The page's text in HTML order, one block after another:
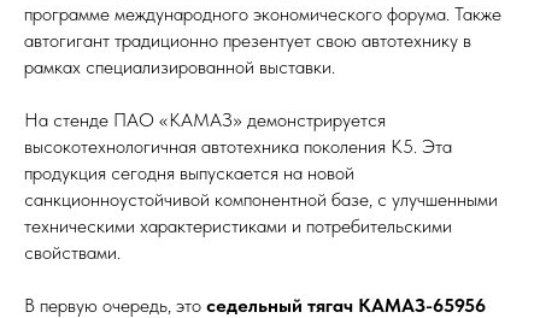
программе международного экономического форума. Также
автогигант традиционно презентует свою автотехнику в
рамках специализированной выставки.
На стенде ПАО «КАМАЗ» демонстрируется
высокотехнологичная автотехника поколения К5. Эта
продукция сегодня выпускается на новой
санкционноустойчивой компонентной базе, с улучшенными
техническими характеристиками и потребительскими
свойствами.
В первую очередь, это седельный тягач КАМАЗ-65956